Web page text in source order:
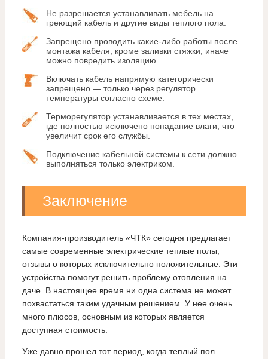
Не разрешается устанавливать мебель на
греющий кабель и другие виды теплого пола.
Запрещено проводить какие-либо работы после
монтажа кабеля, кроме заливки стяжки, иначе
можно повредить изоляцию.
Включать кабель напрямую категорически
запрещено — только через регулятор
температуры согласно схеме.
Терморегулятор устанавливается в тех местах,
где полностью исключено попадание влаги, что
увеличит срок его службы.
Подключение кабельной системы к сети должно
выполняться только электриком.
Заключение
Компания-производитель «ЧТК» сегодня предлагает
самые современные электрические теплые полы,
отзывы о которых исключительно положительные. Эти
устройства помогут решить проблему отопления на
даче. В настоящее время ни одна система не может
похвастаться таким удачным решением. У нее очень
много плюсов, основным из которых является
доступная стоимость.
Уже давно прошел тот период, когда теплый пол